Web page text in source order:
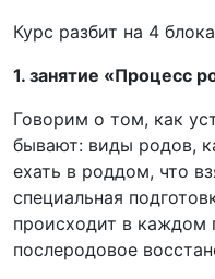
Курс разбит на 4
1. занятие «Процесс
Говорим о том, как
бывают: виды родов,
ехать в роддом, что
специальная
происходит в каждом
послеродовое